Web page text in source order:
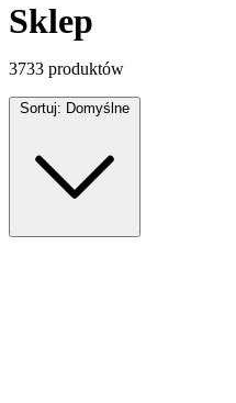
Sklep
3733 produktów
Sortuj: Domyślne